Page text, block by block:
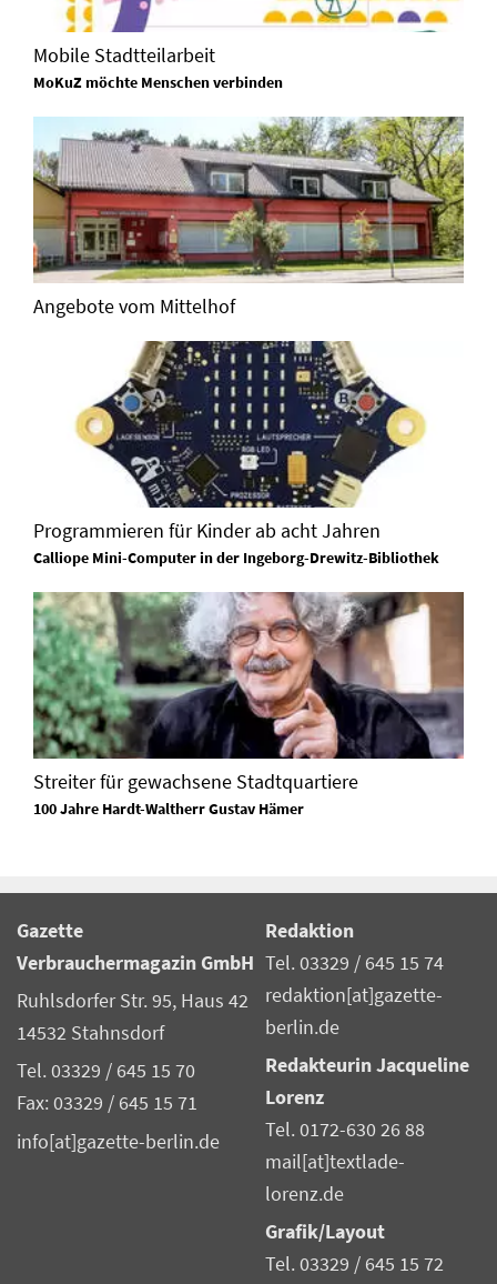
Mobile Stadtteilarbeit
MoKuZ möchte Menschen verbinden
Angebote vom Mittelhof
Programmieren für Kinder ab acht Jahren
Calliope Mini-Computer in der Ingeborg-Drewitz-Bibliothek
Streiter für gewachsene Stadtquartiere
100 Jahre Hardt-Waltherr Gustav Hämer
Gazette
Verbrauchermagazin GmbH
Ruhlsdorfer Str. 95, Haus 42
14532 Stahnsdorf
Tel. 03329 / 645 15 70
Fax: 03329 / 645 15 71
info[at]gazette-berlin.de
Redaktion
Tel. 03329 / 645 15 74
redaktion[at]gazette-
berlin.de
Redakteurin Jacqueline
Lorenz
Tel. 0172-630 26 88
mail[at]textlade-
lorenz.de
Grafik/Layout
Tel. 03329 / 645 15 72